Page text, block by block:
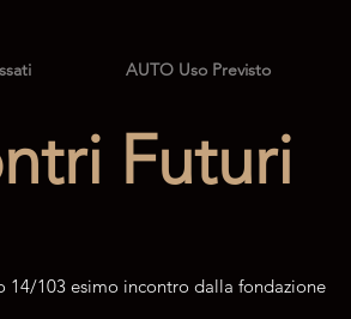
AUTO Uso Previsto
Futuri
103 esimo incontro dalla fondazione